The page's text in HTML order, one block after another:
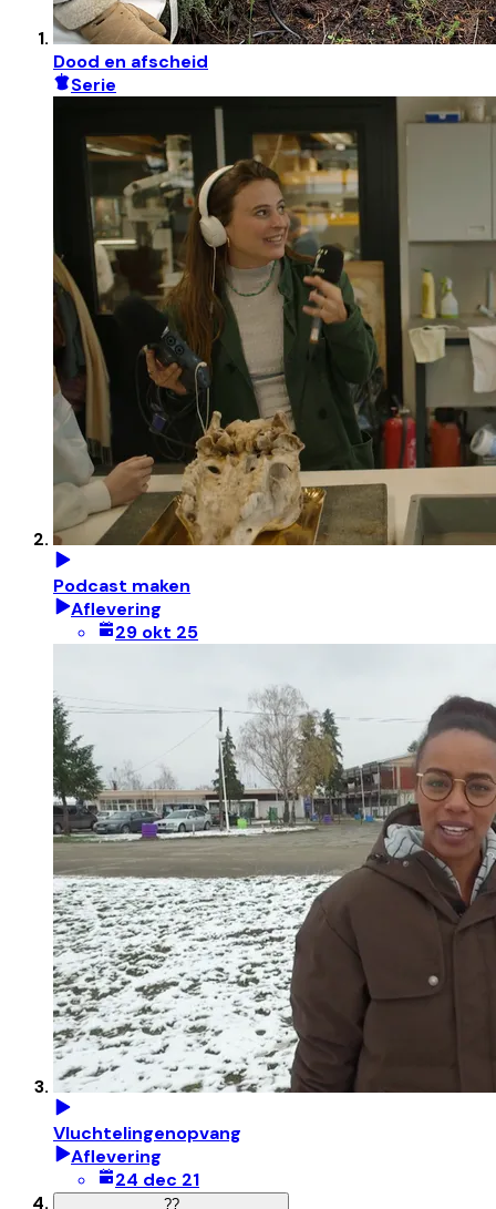
Dood en afscheid
Serie
Podcast maken
Aflevering
29 okt 25
Vluchtelingenopvang
Aflevering
24 dec 21
??